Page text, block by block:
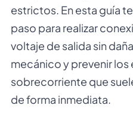
estrictos. En esta guía
paso para realizar
voltaje de salida sin
mecánico y prevenir los
sobrecorriente que
de forma inmediata.